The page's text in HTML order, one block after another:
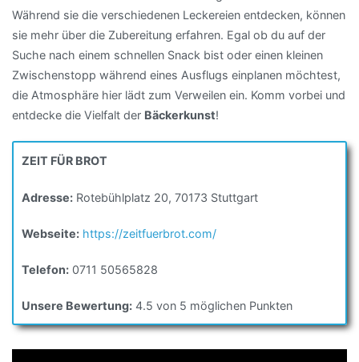
Während sie die verschiedenen Leckereien entdecken, können
sie mehr über die Zubereitung erfahren. Egal ob du auf der
Suche nach einem schnellen Snack bist oder einen kleinen
Zwischenstopp während eines Ausflugs einplanen möchtest,
die Atmosphäre hier lädt zum Verweilen ein. Komm vorbei und
entdecke die Vielfalt der Bäckerkunst!
ZEIT FÜR BROT
Adresse: Rotebühlplatz 20, 70173 Stuttgart
Webseite: https://zeitfuerbrot.com/
Telefon: 0711 50565828
Unsere Bewertung: 4.5 von 5 möglichen Punkten